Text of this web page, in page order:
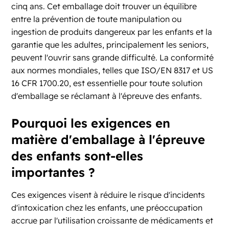
cinq ans. Cet emballage doit trouver un équilibre
entre la prévention de toute manipulation ou
ingestion de produits dangereux par les enfants et la
garantie que les adultes, principalement les seniors,
peuvent l'ouvrir sans grande difficulté. La conformité
aux normes mondiales, telles que ISO/EN 8317 et US
16 CFR 1700.20, est essentielle pour toute solution
d'emballage se réclamant à l'épreuve des enfants.
Pourquoi les exigences en
matière d'emballage à l'épreuve
des enfants sont-elles
importantes ?
Ces exigences visent à réduire le risque d'incidents
d'intoxication chez les enfants, une préoccupation
accrue par l'utilisation croissante de médicaments et